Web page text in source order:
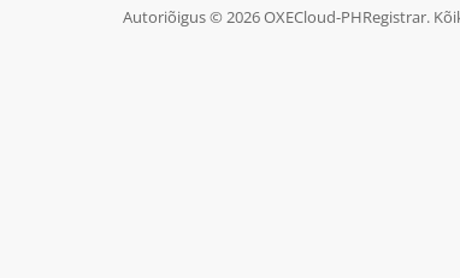
Autoriõigus © 2026 OXECloud-PHRegistrar.